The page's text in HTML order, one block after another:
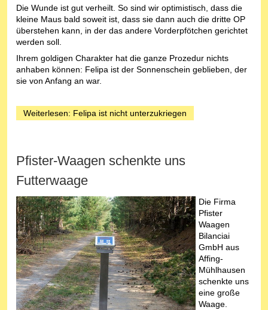
Die Wunde ist gut verheilt. So sind wir optimistisch, dass die
kleine Maus bald soweit ist, dass sie dann auch die dritte OP
überstehen kann, in der das andere Vorderpfötchen gerichtet
werden soll.
Ihrem goldigen Charakter hat die ganze Prozedur nichts
anhaben können: Felipa ist der Sonnenschein geblieben, der
sie von Anfang an war.
Weiterlesen: Felipa ist nicht unterzukriegen
Pfister-Waagen schenkte uns
Futterwaage
Die Firma
Pfister
Waagen
Bilanciai
GmbH aus
Affing-
Mühlhausen
schenkte uns
eine große
Waage.